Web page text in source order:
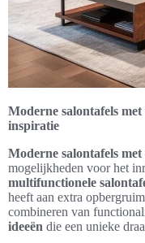
Moderne salontafels
inspiratie
Moderne salontafels
mogelijkheden voor het
multifunctionele
heeft aan extra
combineren van
ideeën die een unieke